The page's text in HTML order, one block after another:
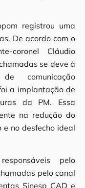
registrou uma
De acordo com o
coronel Cláudio
se deve à
comunicação
a implantação de
da PM. Essa
na redução do
no desfecho ideal
pelo
pelo canal
Sinesp CAD e